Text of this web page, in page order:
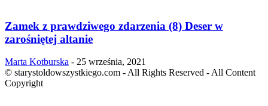
Zamek z prawdziwego zdarzenia (8) Deser w
zarośniętej altanie
Marta Kotburska - 25 września, 2021
© starystoldowszystkiego.com - All Rights Reserved - All Content
Copyright